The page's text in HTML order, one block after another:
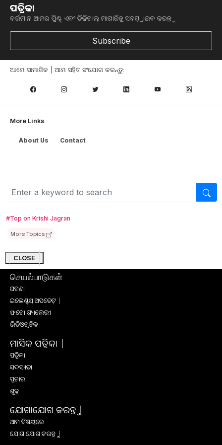
ପତ୍ରିକା
ବର୍ତ୍ତମାନ ଆମର ପ୍ରିଣ୍ଟ୍ ଏବଂ ଡିଜିଟାଲ୍ ମାଗାଜିନ୍କୁ ସବସ୍କ୍ରାଇବ କରନ୍ତୁ
Subscribe
ଆମେ ସାମାଜିକ | ଆମ ସହିତ ସଂଯୋଗ କରନ୍ତୁ:
More Links
About Us Contact
#Top on Krishi Jagran
More Topics
CLOSE
Browse
କୃଷି ଖବର
କୃଷି ବିଶ୍ବକୋଷ
କୃଷି ପ୍ରଶିକ୍ଷଣ
ସାକ୍ଷାତକାର
ଅନ୍ୟାନ୍ୟ
செயல்பாடுகள்
ଘଟଣା
ଇଭେଣ୍ଟସ୍ ଅପଡେଟ୍ |
ଫଟୋ ଗ୍ୟାଲେରୀ
ଭିଡିଓଗୁଡିକ
ମାସିକ ପତ୍ରିକା |
ପତ୍ରିକା
ସଦସ୍ୟତା
ପ୍ରଚାର
ଶୁଳ୍କ
ଯୋଗାଯୋଗ କରନ୍ତୁ |
ଆମ ବିଷୟରେ
ଯୋଗାଯୋଗ କରନ୍ତୁ |